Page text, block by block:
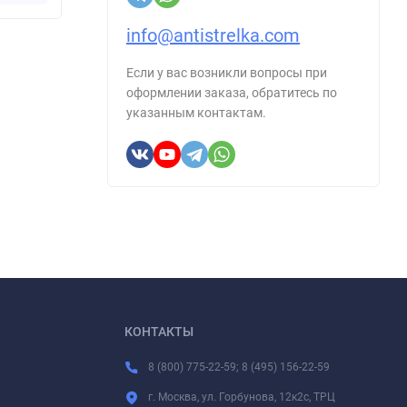
info@antistrelka.com
Если у вас возникли вопросы при
оформлении заказа, обратитесь по
указанным контактам.
КОНТАКТЫ
8 (800) 775-22-59; 8 (495) 156-22-59
г. Москва, ул. Горбунова, 12к2с, ТРЦ